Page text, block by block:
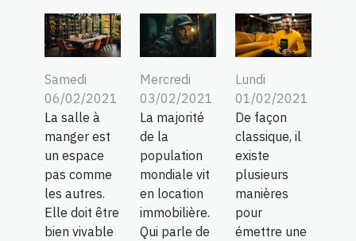
Samedi
06/02/2021
La salle à
manger est
un espace
pas comme
les autres.
Elle doit être
bien vivable
Mercredi
03/02/2021
La majorité
de la
population
mondiale vit
en location
immobilière.
Qui parle de
Lundi
01/02/2021
De façon
classique, il
existe
plusieurs
manières
pour
émettre une